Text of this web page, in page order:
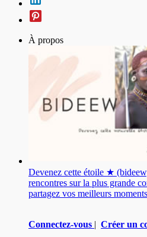
À propos
Devenez cette étoile ★
rencontres sur la plus grande
partagez vos meilleurs
Connectez-vous | Créer un